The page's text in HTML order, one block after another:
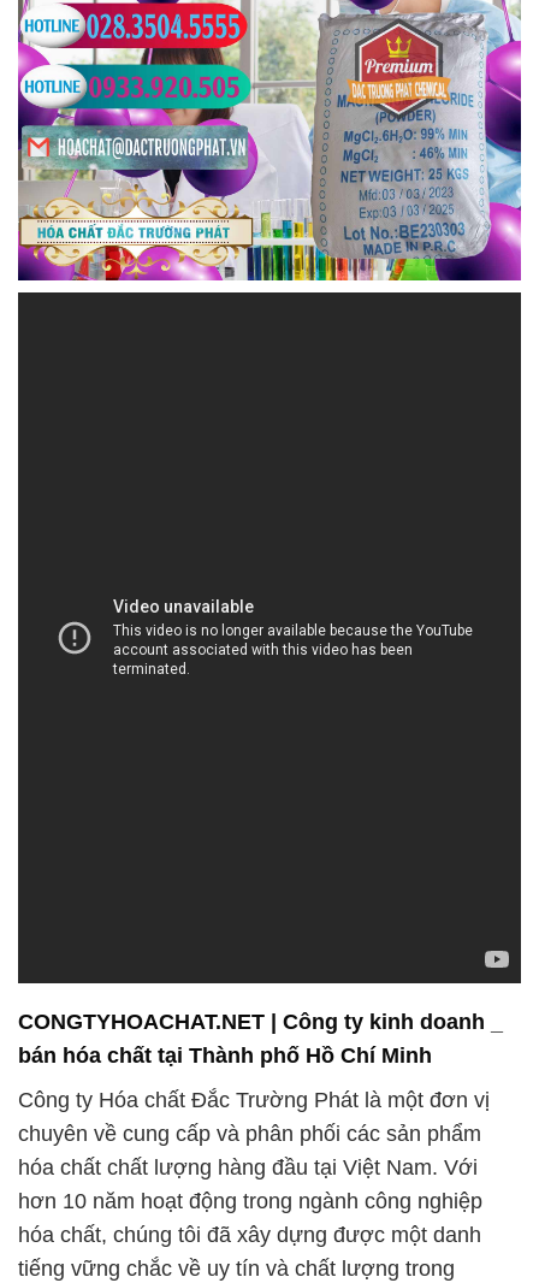
CONGTYHOACHAT.NET | Công ty kinh doanh _
bán hóa chất tại Thành phố Hồ Chí Minh
Công ty Hóa chất Đắc Trường Phát là một đơn vị
chuyên về cung cấp và phân phối các sản phẩm
hóa chất chất lượng hàng đầu tại Việt Nam. Với
hơn 10 năm hoạt động trong ngành công nghiệp
hóa chất, chúng tôi đã xây dựng được một danh
tiếng vững chắc về uy tín và chất lượng trong